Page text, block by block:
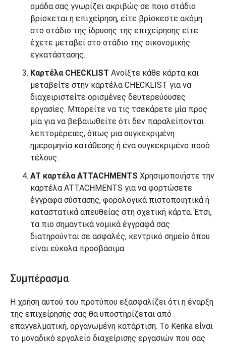
ομάδα σας γνωρίζει ακριβώς σε ποιο στάδιο
βρίσκεται η επιχείρηση, είτε βρίσκεστε ακόμη
στο στάδιο της ίδρυσης της επιχείρησης είτε
έχετε μεταβεί στο στάδιο της οικονομικής
εγκατάστασης.
Καρτέλα CHECKLIST Ανοίξτε κάθε κάρτα και
μεταβείτε στην καρτέλα CHECKLIST για να
διαχειριστείτε ορισμένες δευτερεύουσες
εργασίες. Μπορείτε να τις τσεκάρετε μία προς
μία για να βεβαιωθείτε ότι δεν παραλείπονται
λεπτομέρειες, όπως μια συγκεκριμένη
ημερομηνία κατάθεσης ή ένα συγκεκριμένο ποσό
τέλους.
AT καρτέλα ATTACHMENTS Χρησιμοποιήστε την
καρτέλα ATTACHMENTS για να φορτώσετε
έγγραφα σύστασης, φορολογικά πιστοποιητικά ή
καταστατικά απευθείας στη σχετική κάρτα. Έτσι,
τα πιο σημαντικά νομικά έγγραφά σας
διατηρούνται σε ασφαλές, κεντρικό σημείο όπου
είναι εύκολα προσβάσιμα.
Συμπέρασμα
Η χρήση αυτού του προτύπου εξασφαλίζει ότι η έναρξη
της επιχείρησής σας θα υποστηρίζεται από
επαγγελματική, οργανωμένη κατάρτιση. Το Kerika είναι
το μοναδικό εργαλείο διαχείρισης εργασιών που σας